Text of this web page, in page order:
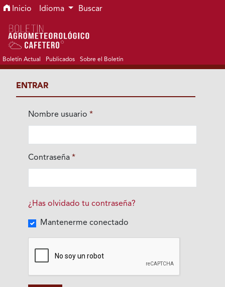
Ir al menú de navegación principal
Ir al contenido principal
Ir al pie de página del sitio
Inicio Idioma Buscar
Boletín Actual Publicados Sobre el Boletín
ENTRAR
Nombre usuario*
Obligatorio
Contraseña*
Obligatorio
¿Has olvidado tu contraseña?
Mantenerme conectado